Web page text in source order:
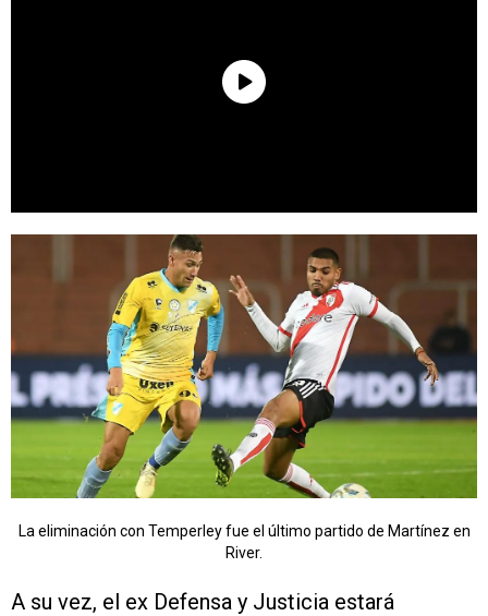
La eliminación con Temperley fue el último partido de Martínez en
River.
A su vez, el ex Defensa y Justicia estará